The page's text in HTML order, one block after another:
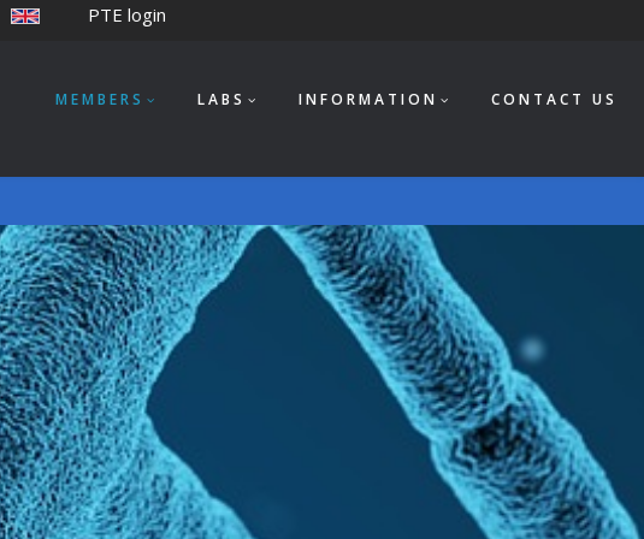
PTE login
MEMBERS LABS INFORMATION CONTACT US